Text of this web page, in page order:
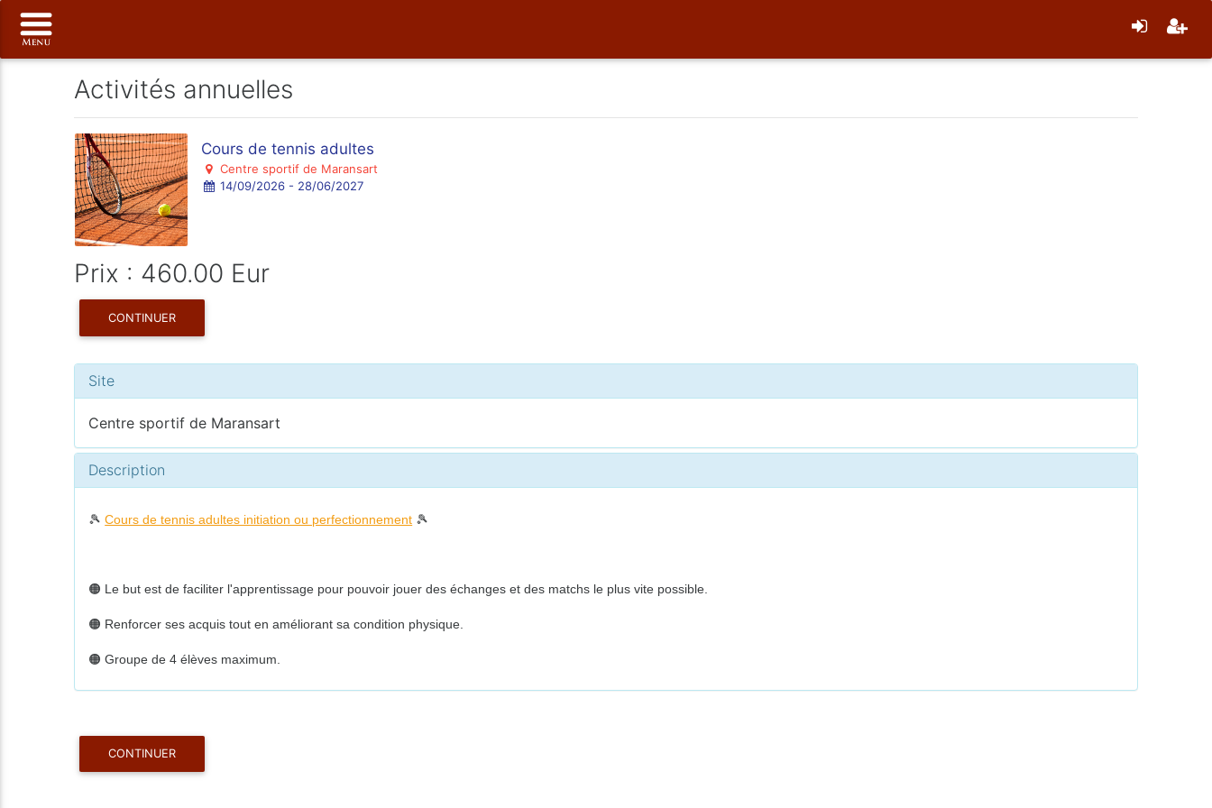
Activités annuelles
Cours de tennis adultes
Centre sportif de Maransart
14/09/2026 - 28/06/2027
Prix : 460.00 Eur
CONTINUER
Site
Centre sportif de Maransart
Description
🎾Cours de tennis adultes initiation ou perfectionnement 🎾
🟠 Le but est de faciliter l'apprentissage pour pouvoir jouer des échanges et des matchs le plus vite possible.
🟠 Renforcer ses acquis tout en améliorant sa condition physique.
🟠 Groupe de 4 élèves maximum.
CONTINUER